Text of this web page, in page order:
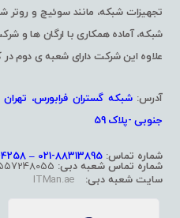
شبکه، آماده همکاری با ارگان ها
علاوه این شرکت دارای شعبه ی دوم
آدرس:شبکه گستران فرابورس،
جنوبی -پلاک 59
شماره تماس: 88313895-021 – 88344258 -021 – 88867568-021
شماره تماس شعبه دبی:
سایت شعبه دبی: ITMan.ae